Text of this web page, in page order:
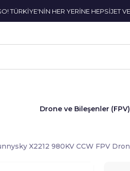
TÜRKİYE'NİN HER YERİNE HEPSİJET
Drone ve Bileşenler (FPV)
X2212 980KV CCW FPV